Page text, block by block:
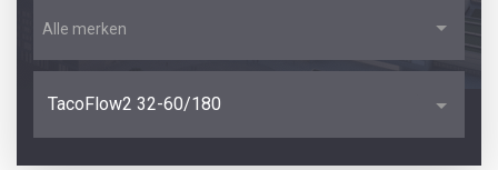
Alle merken
TacoFlow2 32-60/180